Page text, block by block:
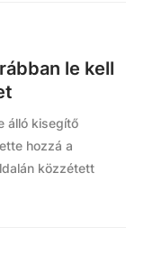
le kell
álló kisegítő
hozzá a
közzétett